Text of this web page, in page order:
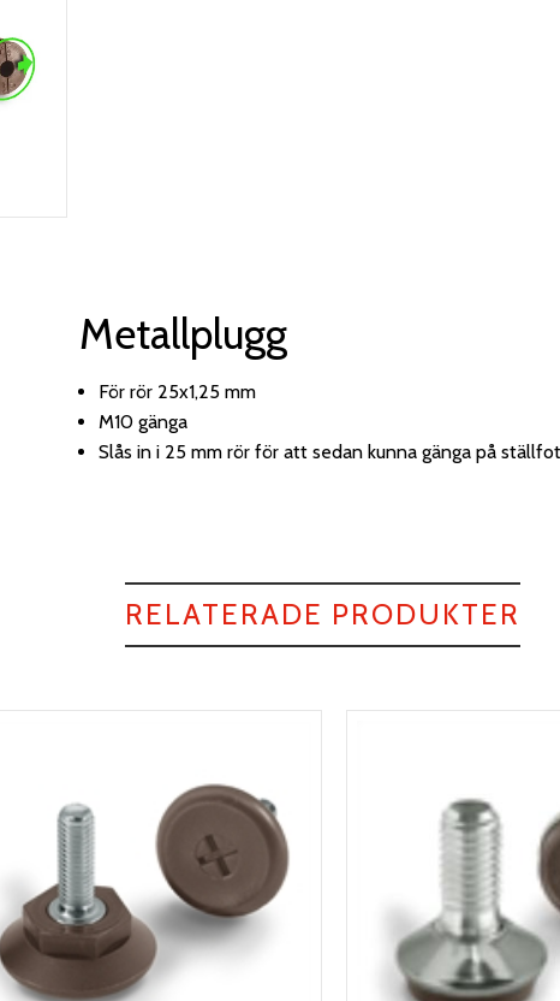
Metallplugg
För rör 25x1,25 mm
M10 gänga
Slås in i 25 mm rör för att sedan kunna gänga på
RELATERADE PRODUKTER